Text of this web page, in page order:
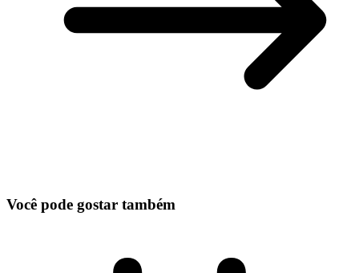
Você pode gostar também